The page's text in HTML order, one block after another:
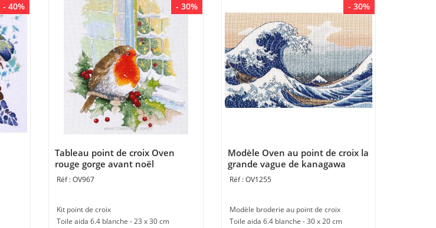
- 40% - 30%
Tableau point de croix Oven
rouge gorge avant noël
OV967
Kit point de croix
Toile aida 6.4 blanche - 23 x 30 cm
- 30%
Modèle Oven au point de croix la
grande vague de kanagawa
OV1255
Modèle broderie au point de croix
Toile aida 6.4 blanche - 30 x 20 cm